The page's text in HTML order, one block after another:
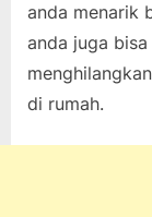
anda menarik
anda juga
di rumah.